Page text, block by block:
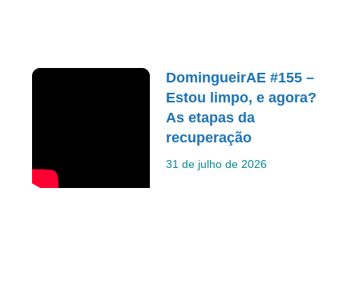
DomingueirAE #155 –
Estou limpo, e agora?
As etapas da
recuperação
31 de julho de 2026